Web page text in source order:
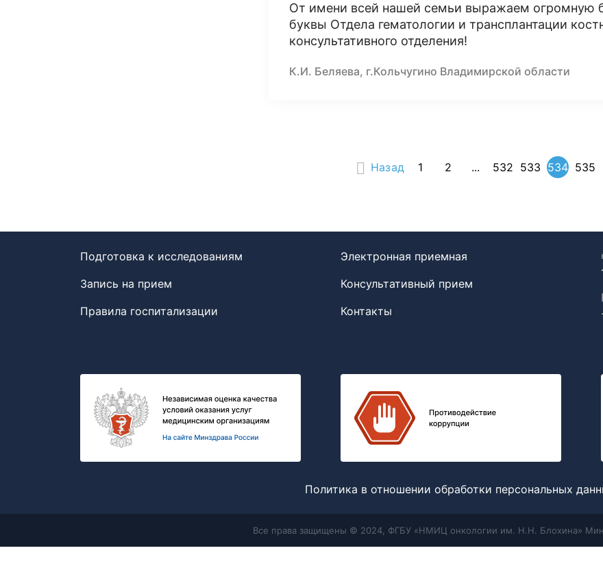
От имени всей нашей семьи выражаем огромную
буквы Отдела гематологии и трансплантации
консультативного отделения!
К.И. Беляева, г.Кольчугино Владимирской области
Назад 1 2 ... 532 533 534 535
Подготовка к исследованиям
Запись на прием
Правила госпитализации
Электронная приемная
Консультативный прием
Контакты
Политика в отношении обработки персональных
Все права защищены © 2024, ФГБУ «НМИЦ онкологии им. Н.Н. Блохина»